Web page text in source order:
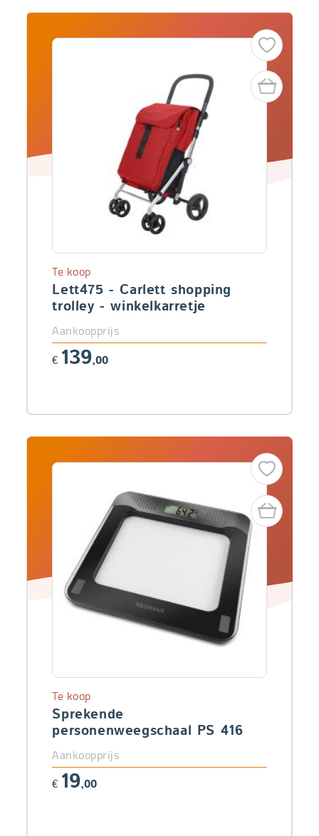
Lett475 - Carlett shopping
trolley - winkelkarretje
Te koop
Aankoopprijs
€ 139,00
Sprekende
personenweegschaal PS 416
Te koop
Aankoopprijs
€ 19,00